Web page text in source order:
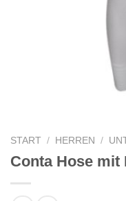
START / HERREN /
Conta Hose mit